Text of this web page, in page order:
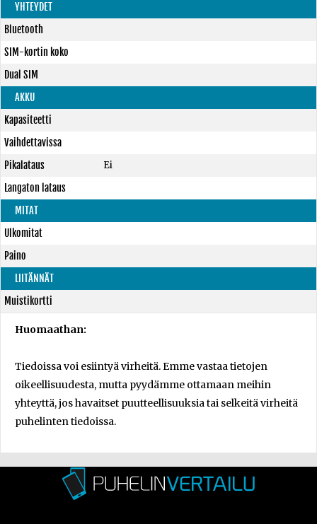
YHTEYDET
Bluetooth
SIM-kortin koko
Dual SIM
AKKU
Kapasiteetti
Vaihdettavissa
Pikalataus
Ei
Langaton lataus
MITAT
Ulkomitat
Paino
LIITÄNNÄT
Muistikortti
Huomaathan:
Tiedoissa voi esiintyä virheitä. Emme vastaa tietojen
oikeellisuudesta, mutta pyydämme ottamaan meihin
yhteyttä, jos havaitset puutteellisuuksia tai selkeitä virheitä
puhelinten tiedoissa.